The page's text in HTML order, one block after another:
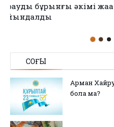
«Белсенді азаматтар»
бұзушылық анықталады
СОҢҒЫ
Арман
бола ма?